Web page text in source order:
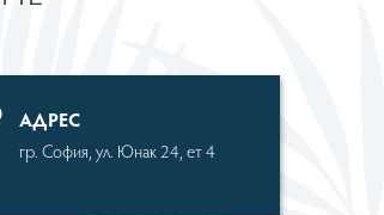
АДРЕС
гр. София, ул. Юнак 24, ет 4